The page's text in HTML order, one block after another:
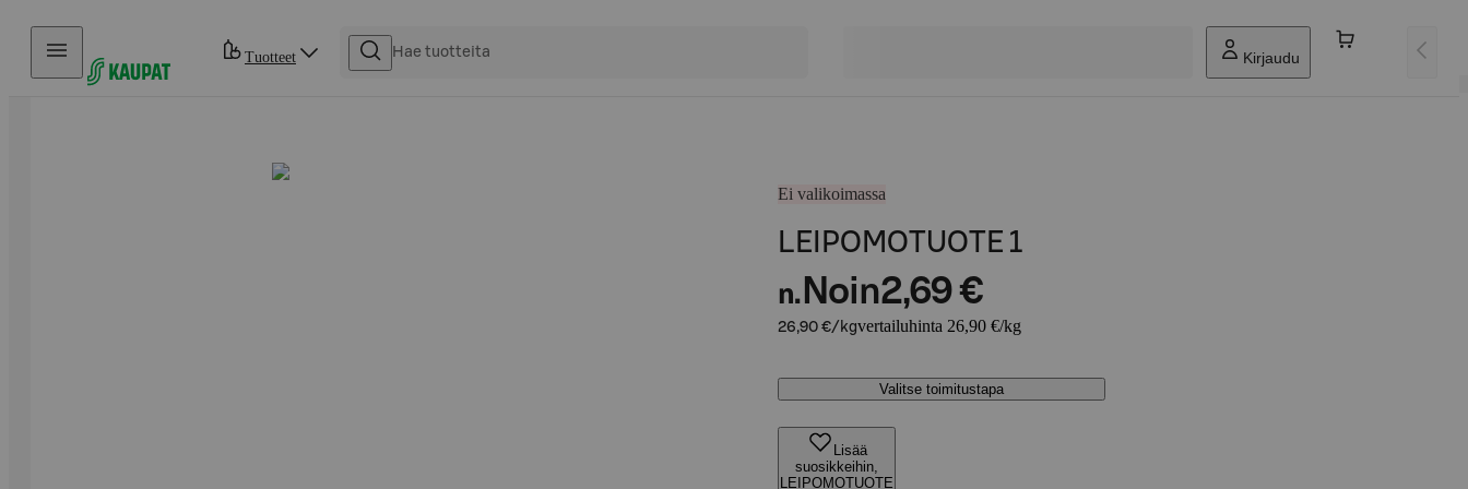
Hyppää sisältöön
Tuotteet Kirjaudu
Ei valikoimassa
LEIPOMOTUOTE 1
n. Noin2,69 €
26,90 €/kgvertailuhinta 26,90 €/kg
Valitse toimitustapa
Lisää
suosikkeihin,
LEIPOMOTUOTE